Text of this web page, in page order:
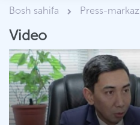
Bosh sahifa Press-markaz
Video